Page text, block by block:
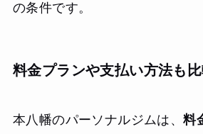
の条件です。
料金プランや支払い方法も
本八幡のパーソナルジムは、料